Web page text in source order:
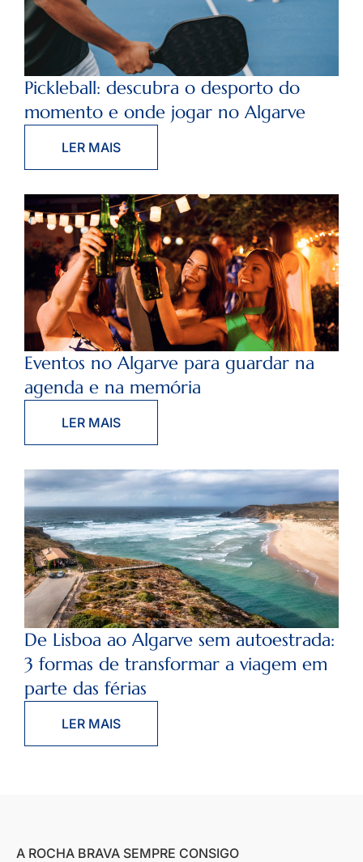
Pickleball: descubra o desporto do
momento e onde jogar no Algarve
LER MAIS
Eventos no Algarve para guardar na
agenda e na memória
LER MAIS
De Lisboa ao Algarve sem autoestrada:
3 formas de transformar a viagem em
parte das férias
LER MAIS
A ROCHA BRAVA SEMPRE CONSIGO